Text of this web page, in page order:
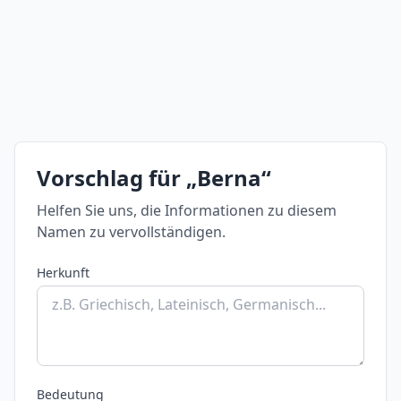
Vorschlag für „Berna“
Helfen Sie uns, die Informationen zu diesem
Namen zu vervollständigen.
Herkunft
Bedeutung